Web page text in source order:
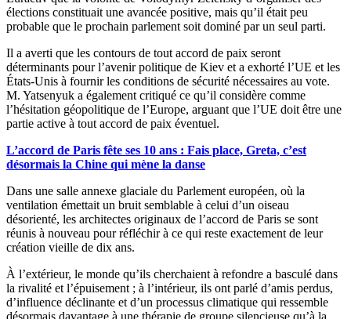
élections constituait une avancée positive, mais qu’il était peu
probable que le prochain parlement soit dominé par un seul parti.
Il a averti que les contours de tout accord de paix seront
déterminants pour l’avenir politique de Kiev et a exhorté l’UE et les
États-Unis à fournir les conditions de sécurité nécessaires au vote.
M. Yatsenyuk a également critiqué ce qu’il considère comme
l’hésitation géopolitique de l’Europe, arguant que l’UE doit être une
partie active à tout accord de paix éventuel.
L’accord de Paris fête ses 10 ans : Fais place, Greta, c’est
désormais la Chine qui mène la danse
Dans une salle annexe glaciale du Parlement européen, où la
ventilation émettait un bruit semblable à celui d’un oiseau
désorienté, les architectes originaux de l’accord de Paris se sont
réunis à nouveau pour réfléchir à ce qui reste exactement de leur
création vieille de dix ans.
À l’extérieur, le monde qu’ils cherchaient à refondre a basculé dans
la rivalité et l’épuisement ; à l’intérieur, ils ont parlé d’amis perdus,
d’influence déclinante et d’un processus climatique qui ressemble